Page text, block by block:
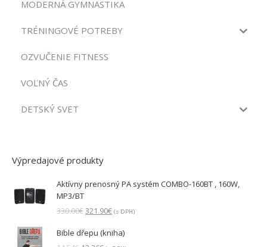
MODERNÁ GYMNASTIKA
TRÉNINGOVÉ POTREBY
OZVUČENIE FITNESS
VOĽNÝ ČAS
DETSKÝ SVET
Výpredajové produkty
Aktívny prenosný PA systém COMBO-160BT , 160W,
MP3/BT
330.00€Pôvodná
bola:
321.90€Aktuálna
je:
(s DPH)
Bible dřepu (kniha)